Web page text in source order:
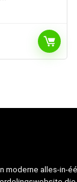
moderne alles-in-